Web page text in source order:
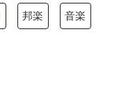
邦楽 音楽